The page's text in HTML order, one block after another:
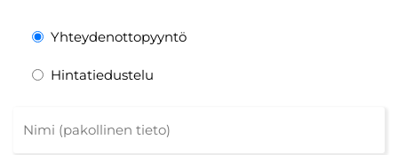
Yhteydenottopyyntö
Hintatiedustelu